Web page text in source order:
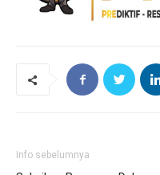
Info sebelumnya